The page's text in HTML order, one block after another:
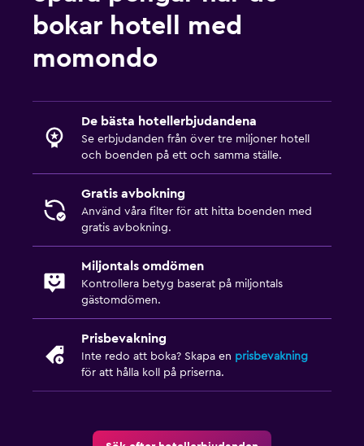
bokar hotell med
momondo
De bästa hotellerbjudandena
Se erbjudanden från över tre miljoner hotell
och boenden på ett och samma ställe.
Gratis avbokning
Använd våra filter för att hitta boenden med
gratis avbokning.
Miljontals omdömen
Kontrollera betyg baserat på miljontals
gästomdömen.
Prisbevakning
Inte redo att boka? Skapa en prisbevakning
för att hålla koll på priserna.